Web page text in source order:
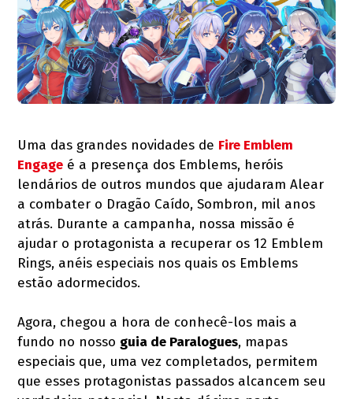
Uma das grandes novidades de Fire Emblem
Engage é a presença dos Emblems, heróis
lendários de outros mundos que ajudaram Alear
a combater o Dragão Caído, Sombron, mil anos
atrás. Durante a campanha, nossa missão é
ajudar o protagonista a recuperar os 12 Emblem
Rings, anéis especiais nos quais os Emblems
estão adormecidos.
Agora, chegou a hora de conhecê-los mais a
fundo no nosso guia de Paralogues, mapas
especiais que, uma vez completados, permitem
que esses protagonistas passados alcancem seu